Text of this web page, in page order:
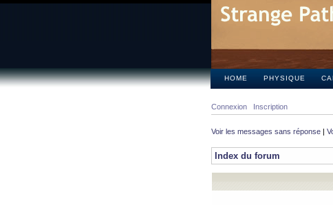
HOME PHYSIQUE
Connexion Inscription
Voir les messages sans réponse |
Index du forum